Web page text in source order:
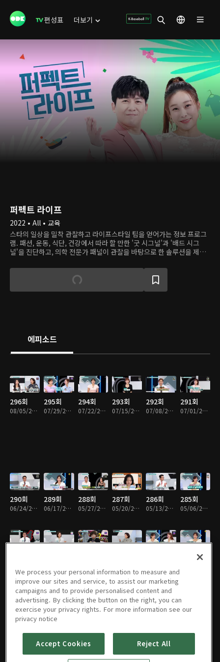
편성표 더보기
퍼펙트 라이프
2022 • All • 교육
스타의 일상을 밀착 관찰하고 라이프스타일 팁을 얻어가는 정보 프로그
램. 패션, 운동, 식단, 건강에서 따라 할 만한 '굿 시그널'과 '배드 시그
널'을 진단하고, 의학 전문가 패널이 관찰을 바탕으로 한 솔루션을 제시
에피소드
296회
08/05/2026 • 45분
295회
07/29/2026 • 45분
294회
07/22/2026 • 45분
293회
07/15/2026 • 45분
292회
07/08/2026 • 45분
291회
07/01/2026 • 45분
290회
06/24/2026 • 45분
289회
06/17/2026 • 45분
288회
05/27/2026 • 45분
287회
05/20/2026 • 45분
286회
05/13/2026 • 45분
285회
05/06/2026 • 45분
279회
278회
03/18/2026 • 45분
277회 276회 275회 274회 273회
We process your personal information to measure and
improve our sites and service, to assist our marketing
campaigns and to provide personalised content and
advertising. By clicking the button on the right, you can
exercise your privacy rights. For more information see our
privacy notice
Accept Cookies Reject All